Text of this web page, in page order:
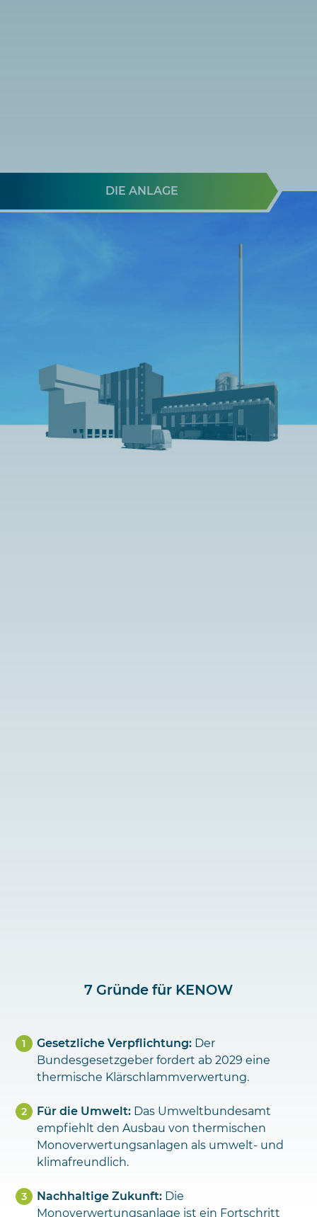
DIE ANLAGE
7 Gründe für KENOW
Gesetzliche Verpflichtung: Der
Bundesgesetzgeber fordert ab 2029 eine
thermische Klärschlammverwertung.
Für die Umwelt: Das Umweltbundesamt
empfiehlt den Ausbau von thermischen
Monoverwertungsanlagen als umwelt- und
klimafreundlich.
Nachhaltige Zukunft: Die
Monoverwertungsanlage ist ein Fortschritt